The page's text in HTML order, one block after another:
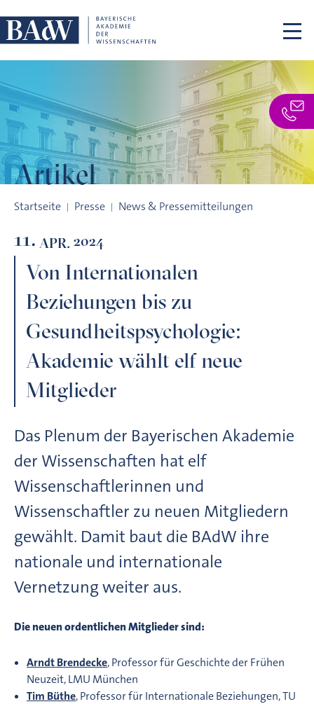
Artikel
Startseite Presse News & Pressemitteilungen
11. APR. 2024
Von Internationalen
Beziehungen bis zu
Gesundheitspsychologie:
Akademie wählt elf neue
Mitglieder
Das Plenum der Bayerischen Akademie
der Wissenschaften hat elf
Wissenschaftlerinnen und
Wissenschaftler zu neuen Mitgliedern
gewählt. Damit baut die BAdW ihre
nationale und internationale
Vernetzung weiter aus.
Die neuen ordentlichen Mitglieder sind:
Arndt Brendecke, Professor für Geschichte der Frühen
Neuzeit, LMU München
Tim Büthe, Professor für Internationale Beziehungen, TU